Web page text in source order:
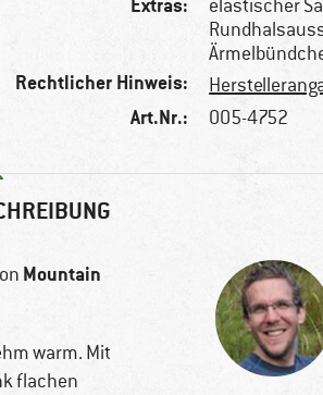
Extras:
elastischer
Rechtlicher Hinweis:
Art.Nr.: 005-4752
Mountain
warm. Mit
flachen